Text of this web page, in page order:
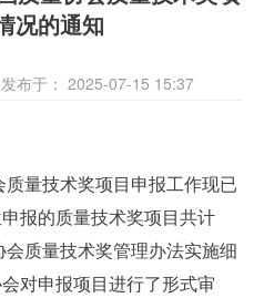
况的通知
布于： 2025-07-15 15:37
量技术奖项目申报工作现已
报的质量技术奖项目共计
质量技术奖管理办法实施细
对申报项目进行了形式审